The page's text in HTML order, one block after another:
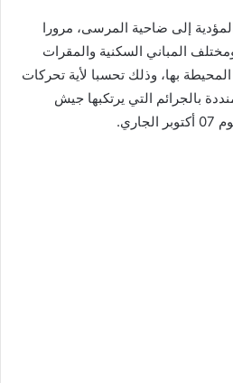
إلى ضاحية المرسى، مرورا
المباني السكنية والمقرات
المحيطة بها، وذلك تحسبا لأية تحركات
بالجرائم التي يرتكبها جيش